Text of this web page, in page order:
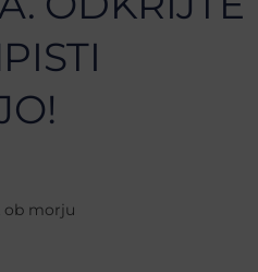
ob morju